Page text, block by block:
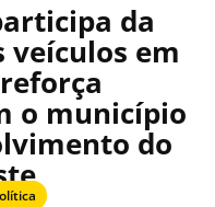
da
veículos em
o município
do